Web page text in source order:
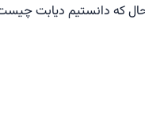
که دانستیم دیابت